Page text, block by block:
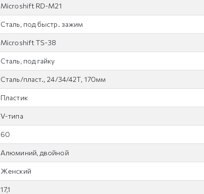
Microshift RD-M21
Сталь, под быстр. зажим
Microshift TS-38
Сталь, под гайку
Сталь/пласт., 24/34/42Т, 170мм
Пластик
V-типа
60
Алюминий, двойной
Женский
17,1